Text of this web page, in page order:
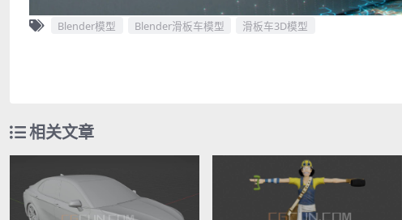
Blender模型 Blender滑板车模型 滑板车3D模型
相关文章